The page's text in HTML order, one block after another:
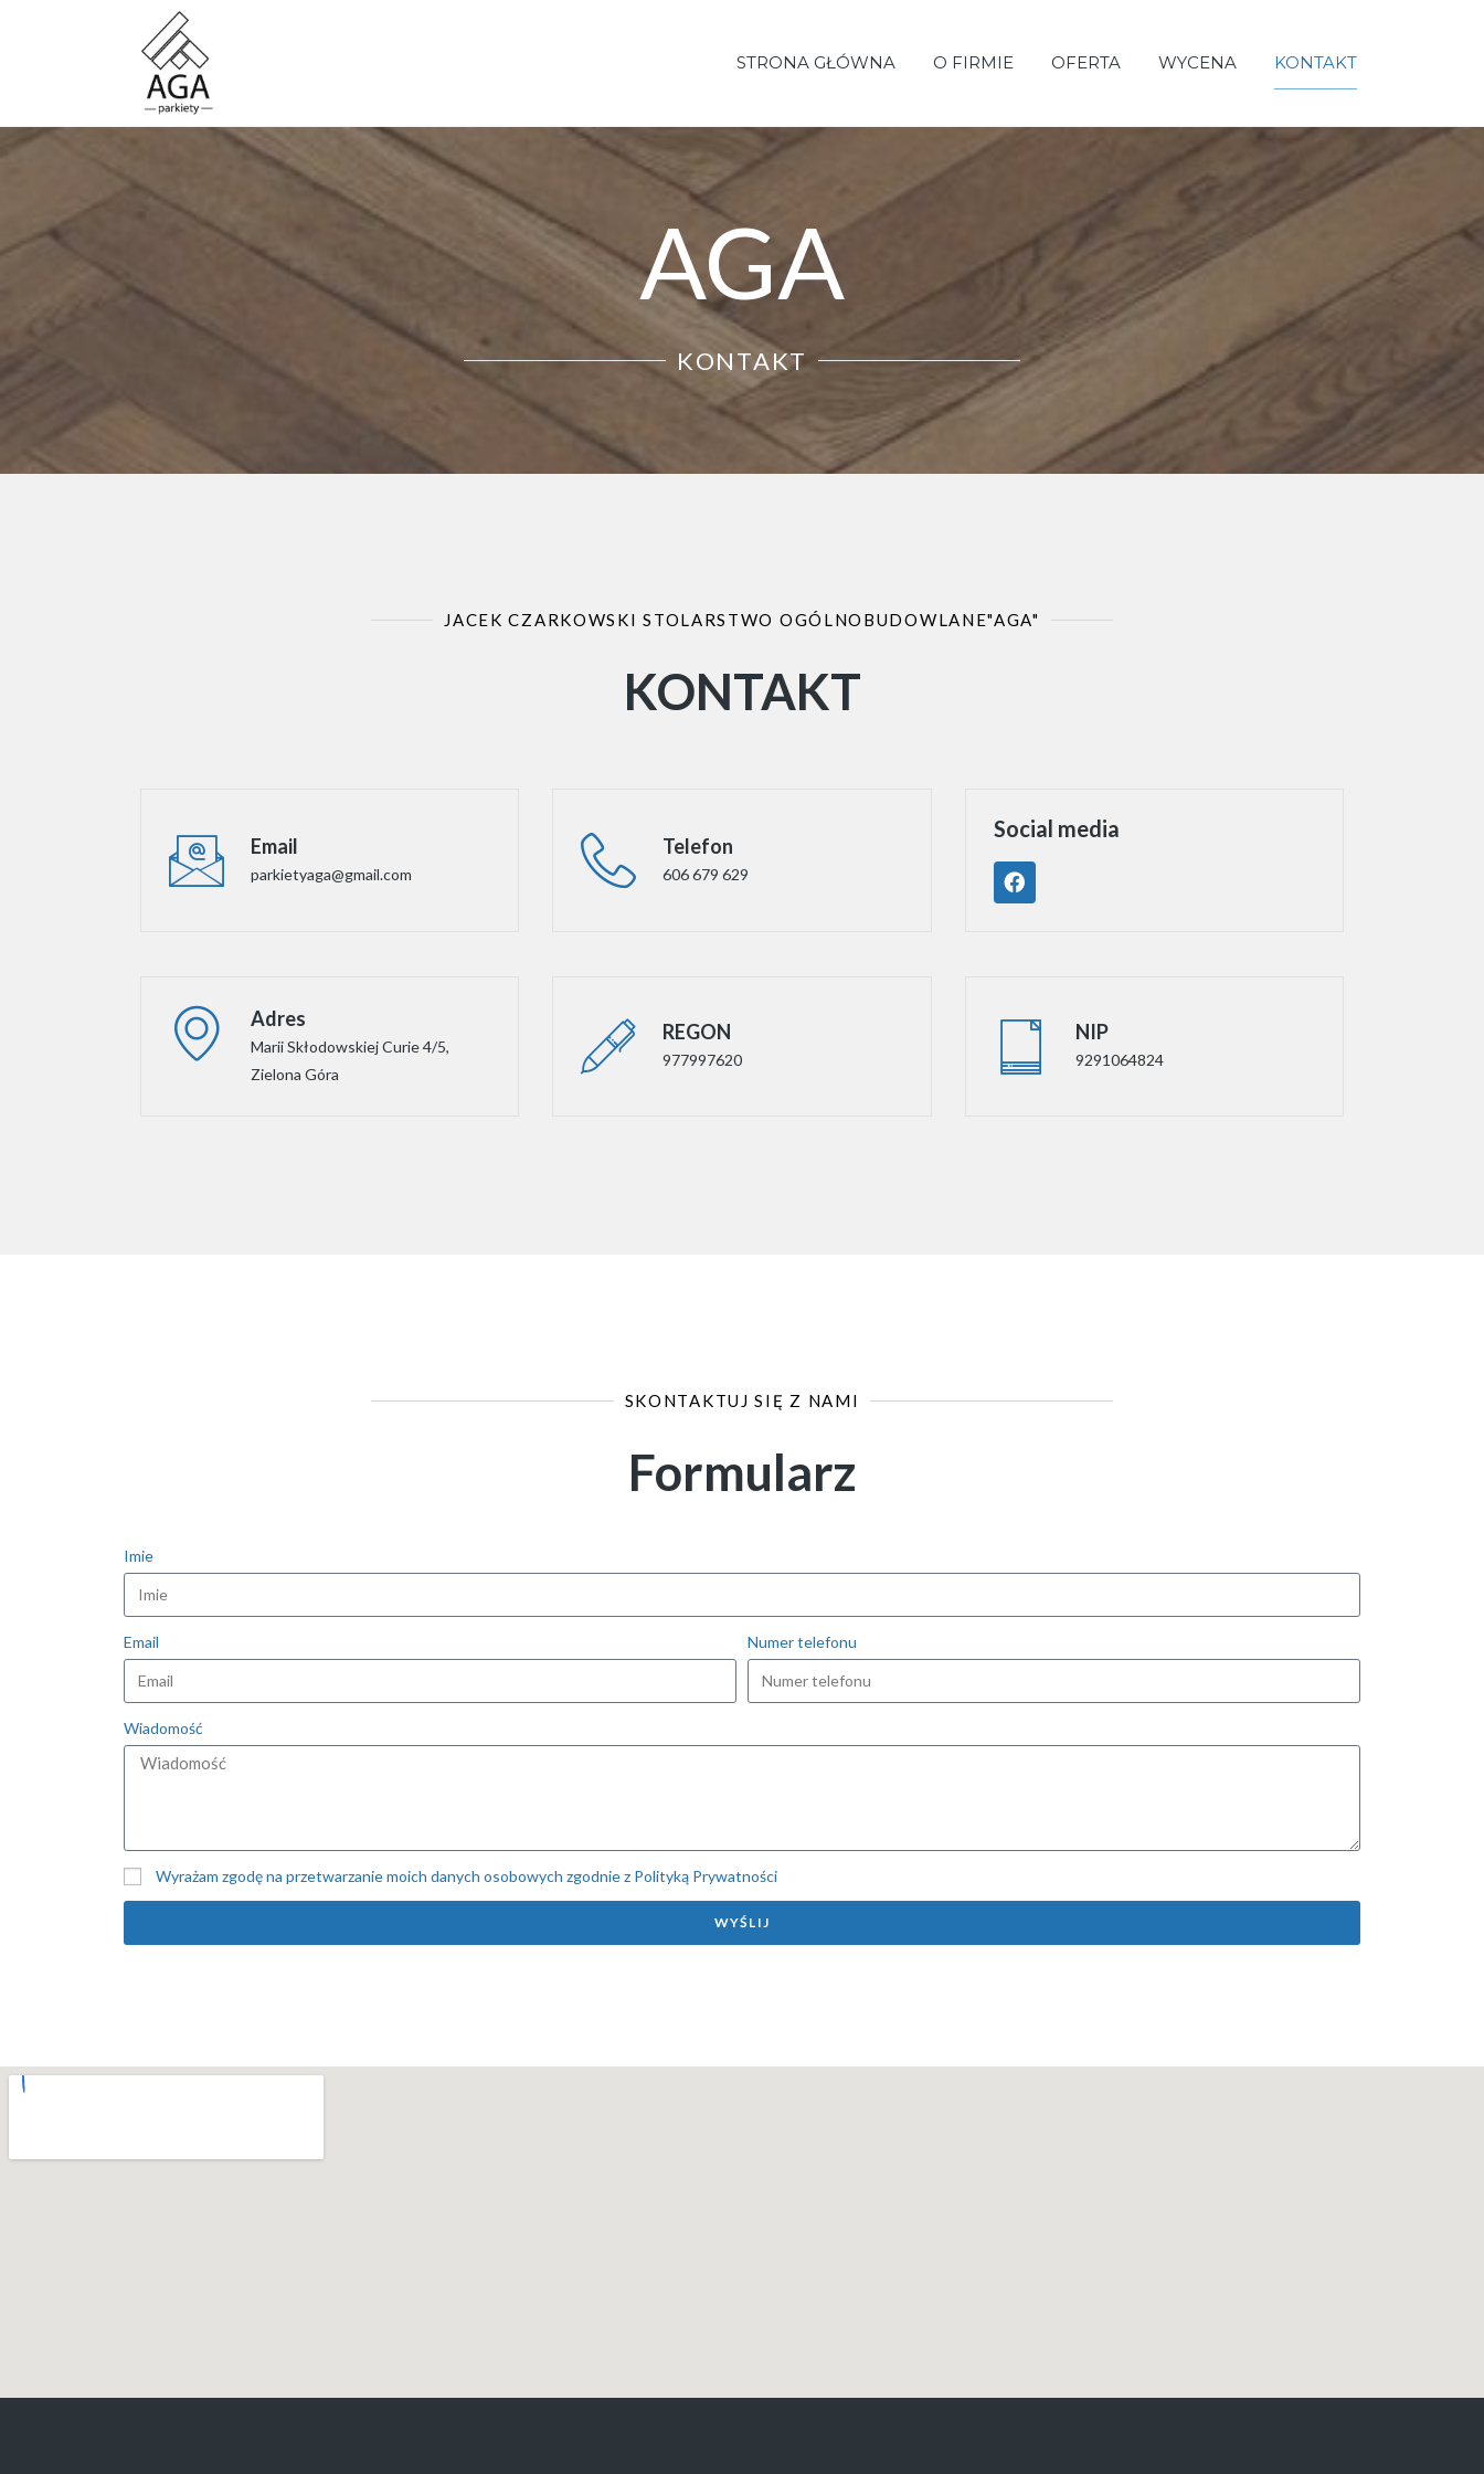
STRONA GŁÓWNA O FIRMIE OFERTA WYCENA KONTAKT
AGA
KONTAKT
JACEK CZARKOWSKI STOLARSTWO OGÓLNOBUDOWLANE"AGA"
KONTAKT
Email
parkietyaga@gmail.com
Telefon
606 679 629
Social media
Adres
Marii Skłodowskiej Curie 4/5,
Zielona Góra
REGON
977997620
NIP
9291064824
SKONTAKTUJ SIĘ Z NAMI
Formularz
Imie
Email Numer telefonu
Wiadomość
Wyrażam zgodę na przetwarzanie moich danych osobowych zgodnie z Polityką Prywatności
WYŚLIJ